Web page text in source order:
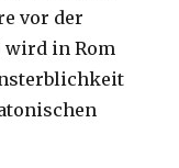
vor der
wird in Rom